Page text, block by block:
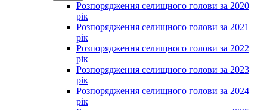
Розпорядження селищного голови за 2020
рік
Розпорядження селищного голови за 2021
рік
Розпорядження селищного голови за 2022
рік
Розпорядження селищного голови за 2023
рік
Розпорядження селищного голови за 2024
рік